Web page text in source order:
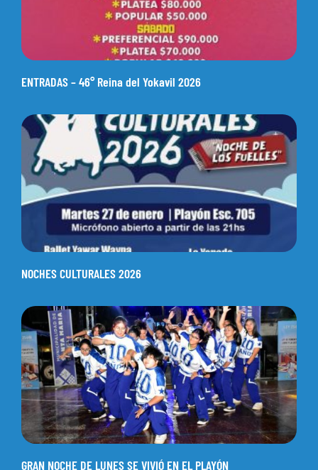
ENTRADAS – 46° Reina del Yokavil 2026
NOCHES CULTURALES 2026
GRAN NOCHE DE LUNES SE VIVIÓ EN EL PLAYÓN